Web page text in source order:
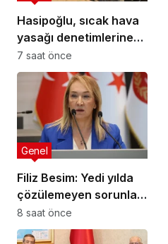
Hasipoğlu, sıcak hava
yasağı denetimlerine
sahada katıldı
7 saat önce
Filiz Besim: Yedi yılda
çözülemeyen sorunlar
seçim öncesinde
verilen vaatlerle
Genel
8 saat önce